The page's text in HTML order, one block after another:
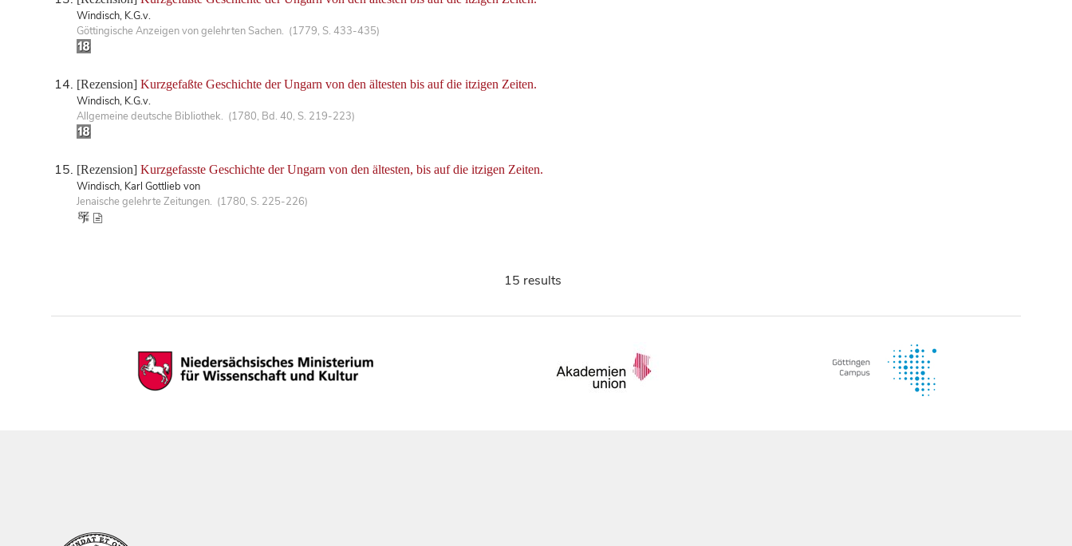
Windisch, K.G.v.
Göttingische Anzeigen von gelehrten Sachen. (1779, S. 433-435)
[Rezension] Kurzgefaßte Geschichte der Ungarn von den ältesten bis auf die itzigen Zeiten.
Windisch, K.G.v.
Allgemeine deutsche Bibliothek. (1780, Bd. 40, S. 219-223)
[Rezension] Kurzgefasste Geschichte der Ungarn von den ältesten, bis auf die itzigen Zeiten.
Windisch, Karl Gottlieb von
Jenaische gelehrte Zeitungen. (1780, S. 225-226)
15 results